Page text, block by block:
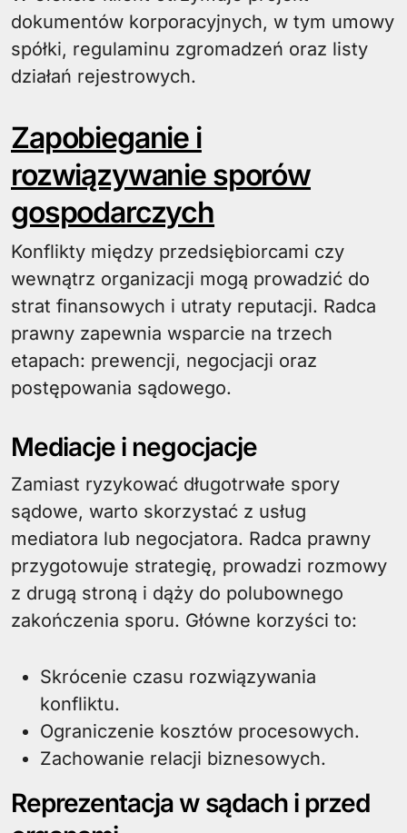
dokumentów korporacyjnych, w tym umowy
spółki, regulaminu zgromadzeń oraz listy
działań rejestrowych.
Zapobieganie i
rozwiązywanie sporów
gospodarczych
Konflikty między przedsiębiorcami czy
wewnątrz organizacji mogą prowadzić do
strat finansowych i utraty reputacji. Radca
prawny zapewnia wsparcie na trzech
etapach: prewencji, negocjacji oraz
postępowania sądowego.
Mediacje i negocjacje
Zamiast ryzykować długotrwałe spory
sądowe, warto skorzystać z usług
mediatora lub negocjatora. Radca prawny
przygotowuje strategię, prowadzi rozmowy
z drugą stroną i dąży do polubownego
zakończenia sporu. Główne korzyści to:
Skrócenie czasu rozwiązywania
konfliktu.
Ograniczenie kosztów procesowych.
Zachowanie relacji biznesowych.
Reprezentacja w sądach i przed